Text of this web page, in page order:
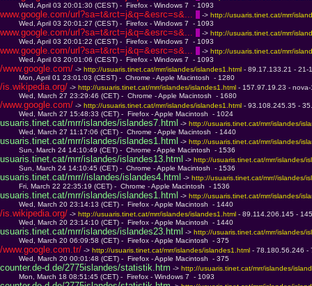
Wed, April 03 20:01:30 (CEST) -  Firefox - Windows 7  - 1093
www.google.com/url?sa=t&rct=j&q=&esrc=s&... -> http://usuaris.tinet.cat/mrr/
Wed, April 03 20:01:27 (CEST) -  Firefox - Windows 7  - 1093
www.google.com/url?sa=t&rct=j&q=&esrc=s&... -> http://usuaris.tinet.cat/mrr/
Wed, April 03 20:01:22 (CEST) -  Firefox - Windows 7  - 1093
www.google.com/url?sa=t&rct=j&q=&esrc=s&... -> http://usuaris.tinet.cat/mrr/
Wed, April 03 20:01:06 (CEST) -  Firefox - Windows 7  - 1093
/www.google.com/ -> http://usuaris.tinet.cat/mrr/islandes/islandes1.html - 89.17.133.21 - 21-
Mon, April 01 23:01:03 (CEST) -  Chrome - Apple Macintosh  - 1280
/is.wikipedia.org/ -> http://usuaris.tinet.cat/mrr/islandes/islandes1.html - 157.97.19.23 -
Wed, March 27 23:29:46 (CET) -  Chrome - Apple Macintosh  - 1680
/www.google.com/ -> http://usuaris.tinet.cat/mrr/islandes/islandes1.html - 93.108.245.35 -
Wed, March 27 15:48:33 (CET) -  Firefox - Apple Macintosh  - 1024
usuaris.tinet.cat/mrr/islandes/islandes7.html -> http://usuaris.tinet.cat/mrr/islandes/
Wed, March 27 11:17:06 (CET) -  Chrome - Apple Macintosh  - 1440
usuaris.tinet.cat/mrr/islandes/islandes1.html -> http://usuaris.tinet.cat/mrr/islandes/
Sun, March 24 14:10:49 (CET) -  Chrome - Apple Macintosh  - 1536
usuaris.tinet.cat/mrr/islandes/islandes13.html -> http://usuaris.tinet.cat/mrr/islandes/
Sun, March 24 14:10:45 (CET) -  Chrome - Apple Macintosh  - 1536
usuaris.tinet.cat/mrr//islandes/islandes4.html -> http://usuaris.tinet.cat/mrr//islandes/
Fri, March 22 22:35:19 (CET) -  Chrome - Apple Macintosh  - 1536
usuaris.tinet.cat/mrr/islandes/islandes1.html -> http://usuaris.tinet.cat/mrr/islandes/
Wed, March 20 23:14:13 (CET) -  Firefox - Apple Macintosh  - 1440
/is.wikipedia.org/ -> http://usuaris.tinet.cat/mrr/islandes/islandes1.html - 89.114.206.145 -
Wed, March 20 23:14:10 (CET) -  Firefox - Apple Macintosh  - 1440
usuaris.tinet.cat/mrr/islandes/islandes23.html -> http://usuaris.tinet.cat/mrr/islandes/
Wed, March 20 06:09:58 (CET) -  Firefox - Apple Macintosh  - 375
/www.google.com.tr/ -> http://usuaris.tinet.cat/mrr/islandes/islandes1.html - 78.180.56.246 -
Wed, March 20 00:01:48 (CET) -  Firefox - Apple Macintosh  - 375
counter.de-d.de/2775islandes/statistik.htm -> http://usuaris.tinet.cat/mrr/islandes/
Mon, March 18 08:51:45 (CET) -  Firefox - Windows 7  - 1093